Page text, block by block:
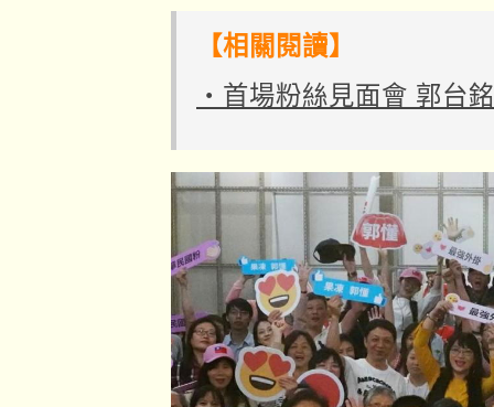
【相關閱讀】
‧首場粉絲見面會 郭台